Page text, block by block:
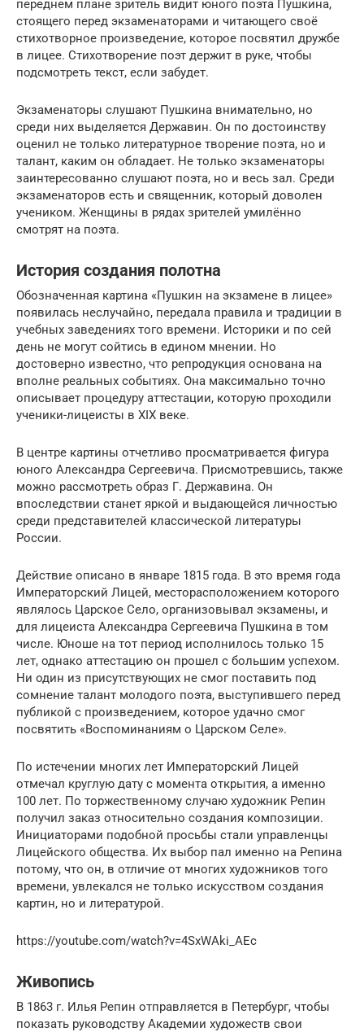
переднем плане зритель видит юного поэта Пушкина,
стоящего перед экзаменаторами и читающего своё
стихотворное произведение, которое посвятил дружбе
в лицее. Стихотворение поэт держит в руке, чтобы
подсмотреть текст, если забудет.
Экзаменаторы слушают Пушкина внимательно, но
среди них выделяется Державин. Он по достоинству
оценил не только литературное творение поэта, но и
талант, каким он обладает. Не только экзаменаторы
заинтересованно слушают поэта, но и весь зал. Среди
экзаменаторов есть и священник, который доволен
учеником. Женщины в рядах зрителей умилённо
смотрят на поэта.
История создания полотна
Обозначенная картина «Пушкин на экзамене в лицее»
появилась неслучайно, передала правила и традиции в
учебных заведениях того времени. Историки и по сей
день не могут сойтись в едином мнении. Но
достоверно известно, что репродукция основана на
вполне реальных событиях. Она максимально точно
описывает процедуру аттестации, которую проходили
ученики-лицеисты в XIX веке.
В центре картины отчетливо просматривается фигура
юного Александра Сергеевича. Присмотревшись, также
можно рассмотреть образ Г. Державина. Он
впоследствии станет яркой и выдающейся личностью
среди представителей классической литературы
России.
Действие описано в январе 1815 года. В это время года
Императорский Лицей, месторасположением которого
являлось Царское Село, организовывал экзамены, и
для лицеиста Александра Сергеевича Пушкина в том
числе. Юноше на тот период исполнилось только 15
лет, однако аттестацию он прошел с большим успехом.
Ни один из присутствующих не смог поставить под
сомнение талант молодого поэта, выступившего перед
публикой с произведением, которое удачно смог
посвятить «Воспоминаниям о Царском Селе».
По истечении многих лет Императорский Лицей
отмечал круглую дату с момента открытия, а именно
100 лет. По торжественному случаю художник Репин
получил заказ относительно создания композиции.
Инициаторами подобной просьбы стали управленцы
Лицейского общества. Их выбор пал именно на Репина
потому, что он, в отличие от многих художников того
времени, увлекался не только искусством создания
картин, но и литературой.
https://youtube.com/watch?v=4SxWAki_AEc
Живопись
В 1863 г. Илья Репин отправляется в Петербург, чтобы
показать руководству Академии художеств свои